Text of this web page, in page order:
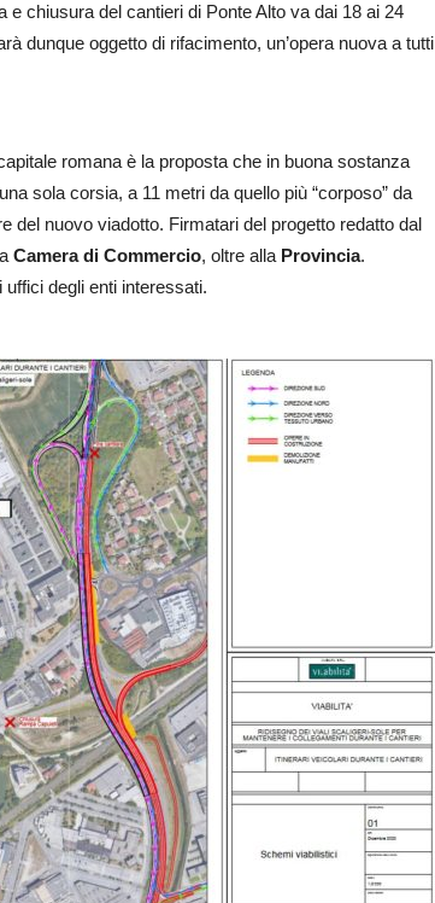
e chiusura del cantieri di Ponte Alto va dai 18 ai 24
dunque oggetto di rifacimento, un’opera nuova a tutti
romana è la proposta che in buona sostanza
sola corsia, a 11 metri da quello più “corposo” da
del nuovo viadotto. Firmatari del progetto redatto dal
Camera di Commercio, oltre alla Provincia.
uffici degli enti interessati.